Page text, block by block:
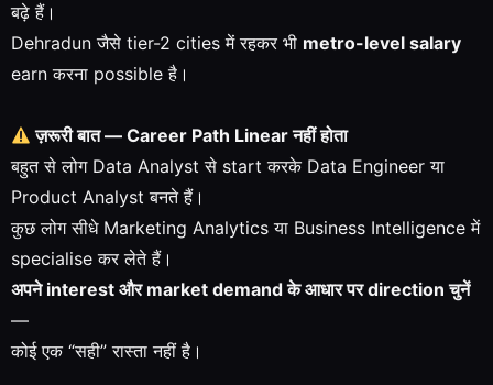
बढ़े हैं।
Dehradun जैसे tier-2 cities में रहकर भी metro-level salary
earn करना possible है।
ज़रूरी बात — Career Path Linear नहीं होता
बहुत से लोग Data Analyst से start करके Data Engineer या
Product Analyst बनते हैं।
कुछ लोग सीधे Marketing Analytics या Business Intelligence में
specialise कर लेते हैं।
अपने interest और market demand के आधार पर direction चुनें
—
कोई एक “सही” रास्ता नहीं है।